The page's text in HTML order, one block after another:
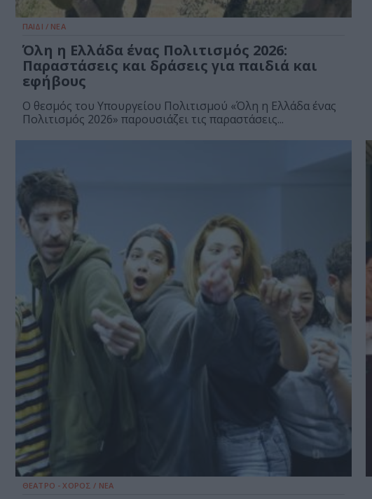
ΠΑΙΔΙ / ΝΕΑ
Όλη η Ελλάδα ένας Πολιτισμός 2026:
Παραστάσεις και δράσεις για παιδιά και
εφήβους
Ο θεσμός του Υπουργείου Πολιτισμού «Όλη η Ελλάδα ένας
Πολιτισμός 2026» παρουσιάζει τις παραστάσεις...
ΘΕΑΤΡΟ - ΧΟΡΟΣ / ΝΕΑ